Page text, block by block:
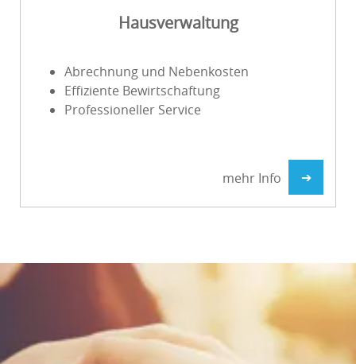
Hausverwaltung
Abrechnung und Nebenkosten
Effiziente Bewirtschaftung
Professioneller Service